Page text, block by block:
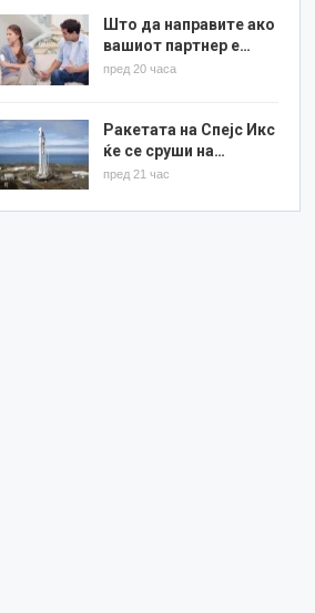
Што да направите ако
вашиот партнер е…
пред 20 часа
Ракетата на Спејс Икс
ќе се сруши на…
пред 21 час